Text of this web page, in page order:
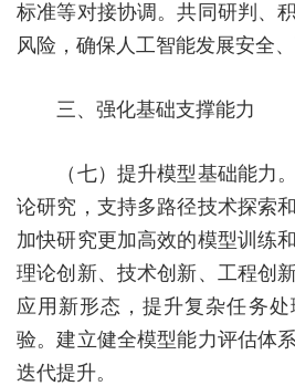
标准等对接协调。共同研判、
风险，确保人工智能发展安全、
三、强化基础支撑能力
（七）提升模型基础能力。
论研究，支持多路径技术探索
加快研究更加高效的模型训练
理论创新、技术创新、工程创
应用新形态，提升复杂任务
验。建立健全模型能力评估体
迭代提升。